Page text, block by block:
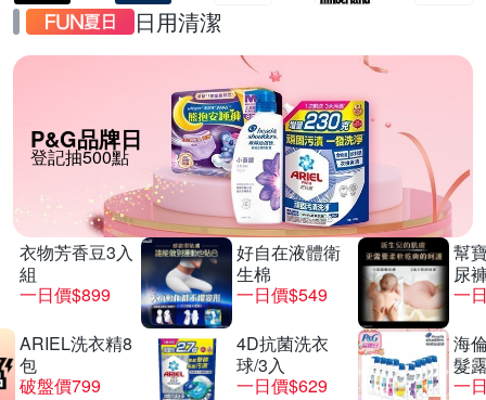
日用清潔
P&G品牌日
登記抽500點
衣物芳香豆3入
組
一日價$899
好自在液體衛
生棉
一日價$549
幫
尿
一
ARIEL洗衣精8
包
破盤價799
4D抗菌洗衣
球/3入
一日價$629
海
髮
一